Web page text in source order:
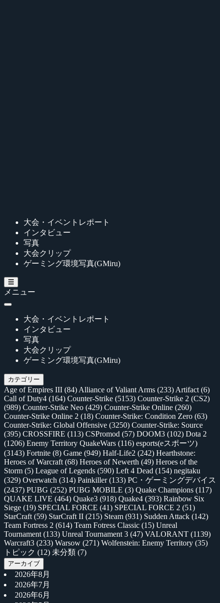
大会・イベントレポート
インタビュー
写真
大会クリップ
ゲーミング環境写真(GMiru)
メニュー
大会・イベントレポート
インタビュー
写真
大会クリップ
ゲーミング環境写真(GMiru)
カテゴリー
Age of Empires III (84) Alliance of Valiant Arms (233) Artifact (6)
Call of Duty4 (164) Counter-Strike (5153) Counter-Strike 2 (CS2)
(989) Counter-Strike Neo (429) Counter-Strike Online (260)
Counter-Strike Online 2 (18) Counter-Strike: Condition Zero (63)
Counter-Strike: Global Offensive (3250) Counter-Strike: Source
(395) CROSSFIRE (113) CSPromod (57) DOOM3 (102) Dota 2
(1206) Enemy Territory QuakeWars (116) esports(eスポーツ)
(3143) Fortnite (8) Game (949) Half-Life2 (242) Hearthstone:
Heroes of Warcraft (68) Heroes of Newerth (49) Heroes of the
Storm (5) League of Legends (590) Left 4 Dead (154) negitaku
(329) Overwatch (314) Painkiller(133) PC・ゲーミングデバイス
(2437) PUBG (252) PUBG MOBILE (3) Quake Champions (117)
QUAKE LIVE (464) Quake3 (918) Quake4 (393) Rainbow Six
Siege (19) SPECIAL FORCE (41) SPECIAL FORCE 2 (51)
StarCraft (59) StarCraft II (215) Steam (931) Sudden Attack (142)
Team Fortress 2 (614) Team Fotress Classic (15) Unreal
Tournament (133) Unreal Tournament 3 (47) VALORANT (1139)
Warcraft3 (233) Warsow (271) Wolfenstein: Enemy Territory (35)
トピック (12) 未分類 (7)
アーカイブ
2026年8月
2026年7月
2026年6月